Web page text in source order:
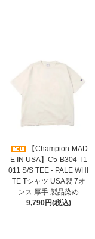
【Champion-MAD
E IN USA】C5-B304 T1
011 S/S TEE - PALE WHI
TE Tシャツ USA製 7オ
ンス 厚手 製品染め
9,790円(税込)